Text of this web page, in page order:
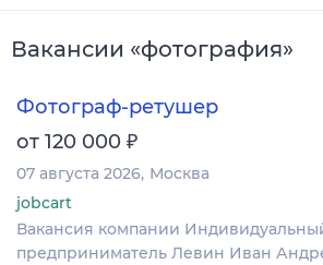
Вакансии «фотография»
Фотограф-ретушер
от 120 000 ₽
07 августа 2026 Москва
jobcart
Вакансия компании
предприниматель Левин Иван